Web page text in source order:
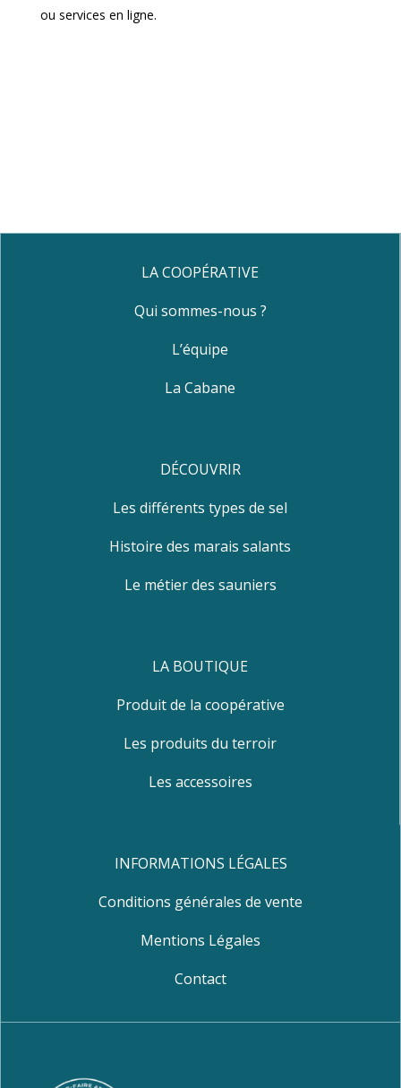
ou services en ligne.
LA COOPÉRATIVE
Qui sommes-nous ?
L’équipe
La Cabane
DÉCOUVRIR
Les différents types de sel
Histoire des marais salants
Le métier des sauniers
LA BOUTIQUE
Produit de la coopérative
Les produits du terroir
Les accessoires
INFORMATIONS LÉGALES
Conditions générales de vente
Mentions Légales
Contact